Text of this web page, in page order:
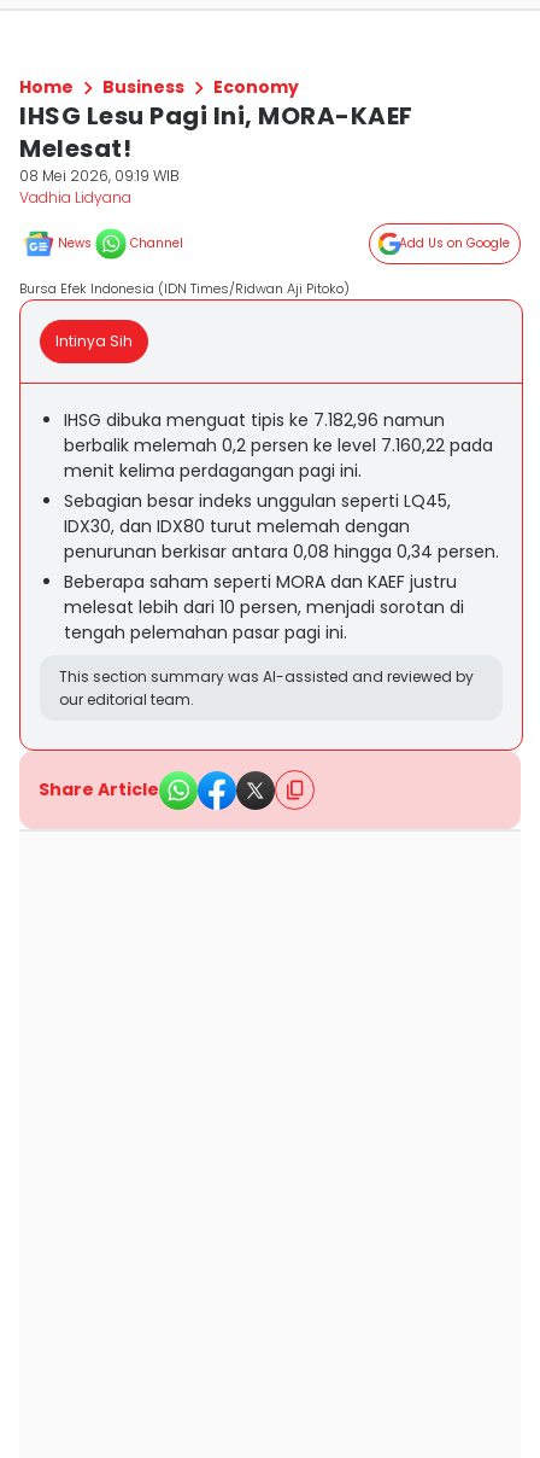
Home Business Economy
IHSG Lesu Pagi Ini, MORA-KAEF
Melesat!
08 Mei 2026, 09:19 WIB
Vadhia Lidyana
News Channel Add Us on Google
Bursa Efek Indonesia (IDN Times/Ridwan Aji Pitoko)
Intinya Sih
IHSG dibuka menguat tipis ke 7.182,96 namun
berbalik melemah 0,2 persen ke level 7.160,22 pada
menit kelima perdagangan pagi ini.
Sebagian besar indeks unggulan seperti LQ45,
IDX30, dan IDX80 turut melemah dengan
penurunan berkisar antara 0,08 hingga 0,34 persen.
Beberapa saham seperti MORA dan KAEF justru
melesat lebih dari 10 persen, menjadi sorotan di
tengah pelemahan pasar pagi ini.
This section summary was AI-assisted and reviewed by
our editorial team.
Share Article